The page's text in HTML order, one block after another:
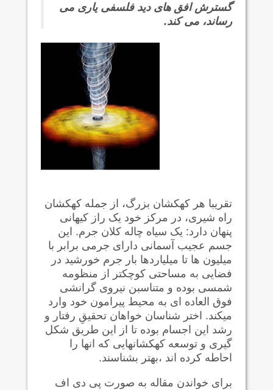
گسترش افق های دید فلسفی یاری می
رساند، می کند.
تقریبا هر کهکشان بزرگ، از جمله کهکشان
راه شیری، در مرکز خود یک راز کیهانی
پنهان دارد: یک سیاه چاله کلان جرم. این
جسم عجیب آسمانی دارای جرمی برابر با
میلیون ها تا میلیاردها بار جرم خورشید در
فضایی به مساحتی کوچکتر از منظومه
شمسی بوده و متناسبن نیروی گرانشی
فوق العاده ای به محیط پیرامون خود وارد
میکند. اختر شناسان خواهان تحقیقِ رفتار و
رشد این اجسام بوده تا از این طریق شکل
گیری و توسعه کهکشانهایی که انها را
احاطه کرده اند ،بهتر بشناسند.
برای خواندن مقاله به صورت پی دی اف